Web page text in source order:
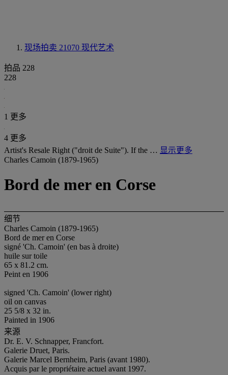
现场拍卖 21070 现代艺术
拍品 228
228
1 更多
4 更多
Artist's Resale Right ("droit de Suite"). If the … 显示更多
Charles Camoin (1879-1965)
Bord de mer en Corse
细节
Charles Camoin (1879-1965)
Bord de mer en Corse
signé 'Ch. Camoin' (en bas à droite)
huile sur toile
65 x 81.2 cm.
Peint en 1906
signed 'Ch. Camoin' (lower right)
oil on canvas
25 5/8 x 32 in.
Painted in 1906
来源
Dr. E. V. Schnapper, Francfort.
Galerie Druet, Paris.
Galerie Marcel Bernheim, Paris (avant 1980).
Acquis par le propriétaire actuel avant 1997.